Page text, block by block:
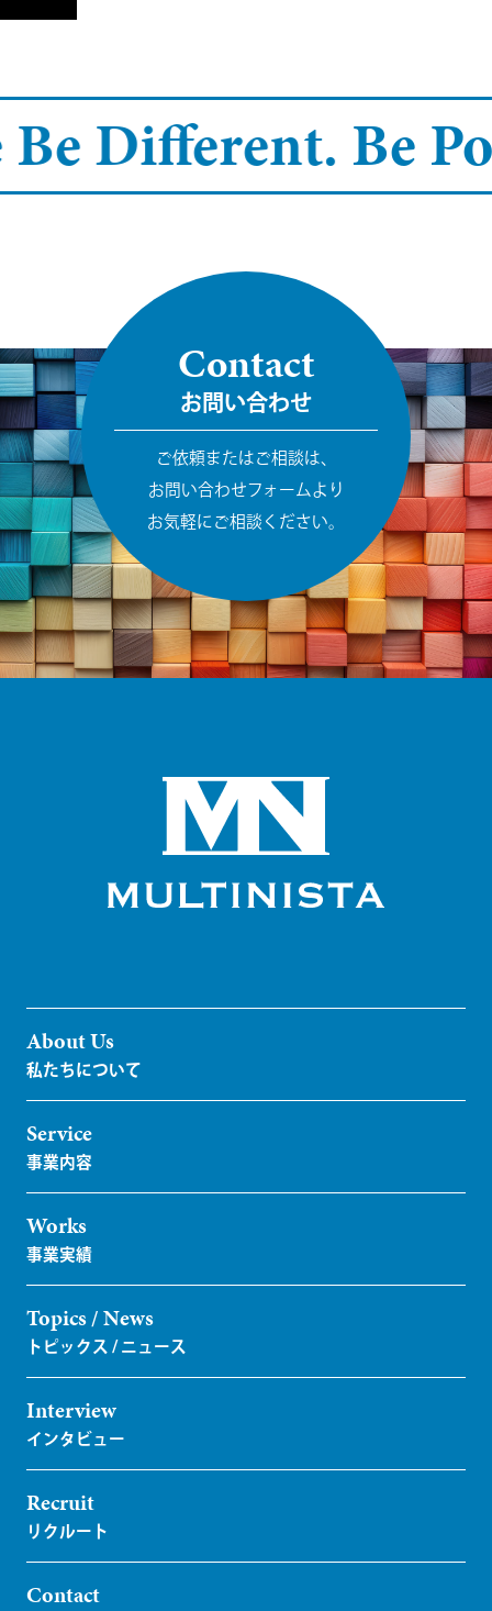
Different. Be
Contact
お問い合わせ
ご依頼またはご相談は、
お問い合わせフォームより
お気軽にご相談ください。
About Us
Service
Works
Topics / News
Interview
Recruit
Contact